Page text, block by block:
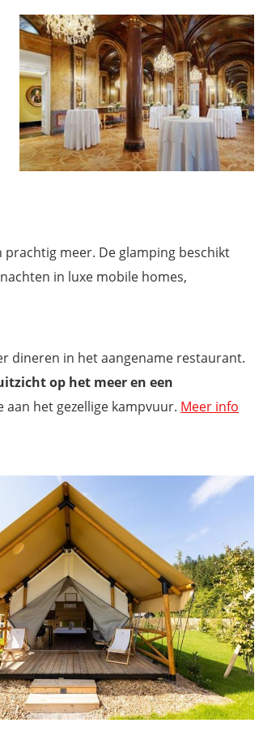
meer. De glamping beschikt
in luxe mobile homes,
dineren in het aangename restaurant.
op het meer en een
aan het gezellige kampvuur. Meer info